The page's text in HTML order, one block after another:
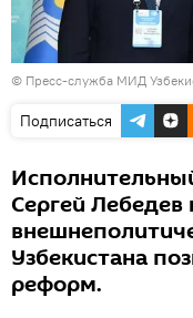
© Пресс-служба МИД
Подписаться
Сергей Лебедев
Узбекистана
реформ.